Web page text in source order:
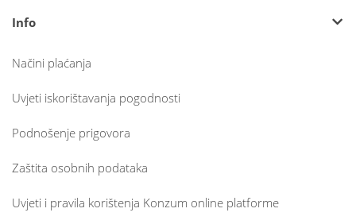
Info
Načini plaćanja
Uvjeti iskorištavanja pogodnosti
Podnošenje prigovora
Zaštita osobnih podataka
Uvjeti i pravila korištenja Konzum online platforme